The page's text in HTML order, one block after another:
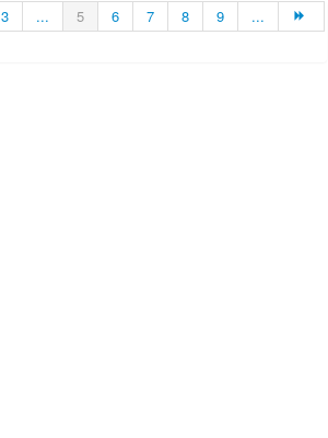
3 ... 5 6 7 8 9 ...